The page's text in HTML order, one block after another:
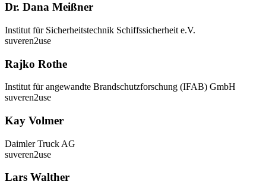
Dr. Dana Meißner
Institut für Sicherheitstechnik Schiffssicherheit e.V.
suveren2use
Rajko Rothe
Institut für angewandte Brandschutzforschung (IFAB) GmbH
suveren2use
Kay Volmer
Daimler Truck AG
suveren2use
Lars Walther